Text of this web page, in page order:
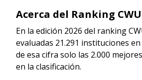
Acerca del Ranking
En la edición 2026 del ranking
evaluadas 21.291 instituciones
de esa cifra solo las 2.000
en la clasificación.